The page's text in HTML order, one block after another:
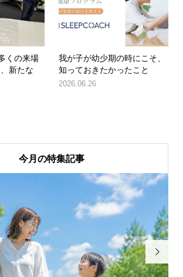
くの来場
新たな
我が子が幼少期の時にこそ、
知っておきたかったこと
2026.06.26
今月の特集記事
